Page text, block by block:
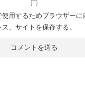
用するためブラウザーに
、サイトを保存する。